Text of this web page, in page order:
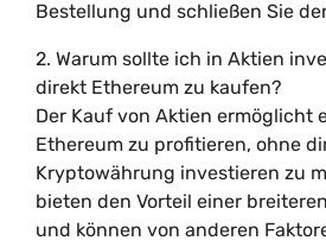
Bestellung und schließen Sie
2. Warum sollte ich in Aktien
direkt Ethereum zu kaufen?
Der Kauf von Aktien ermöglicht
Ethereum zu profitieren, ohne
Kryptowährung investieren zu
bieten den Vorteil einer
und können von anderen